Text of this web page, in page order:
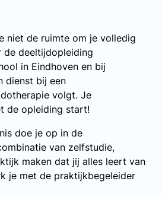
niet de ruimte om je volledig
de deeltijdopleiding
in Eindhoven en bij
dienst bij een
volgt. Je
de opleiding start!
doe je op in de
van zelfstudie,
maken dat jij alles leert van
je met de praktijkbegeleider